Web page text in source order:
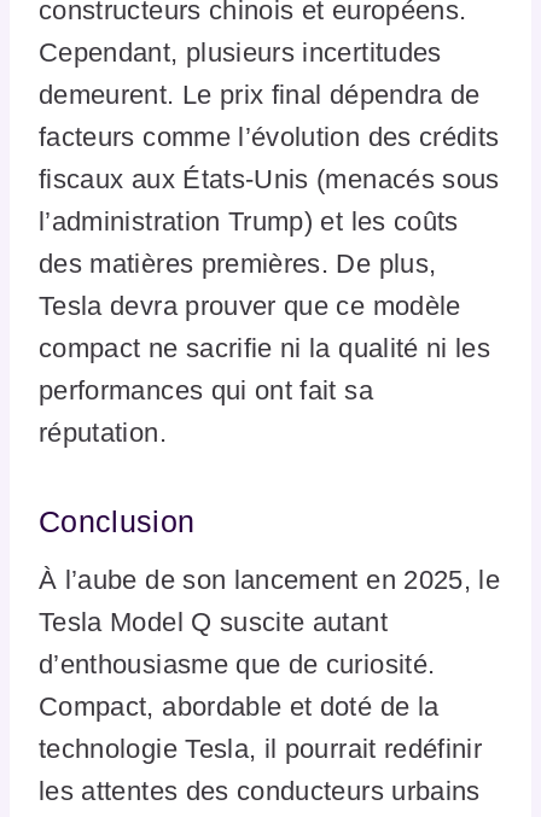
constructeurs chinois et européens.
Cependant, plusieurs incertitudes
demeurent. Le prix final dépendra de
facteurs comme l’évolution des crédits
fiscaux aux États-Unis (menacés sous
l’administration Trump) et les coûts
des matières premières. De plus,
Tesla devra prouver que ce modèle
compact ne sacrifie ni la qualité ni les
performances qui ont fait sa
réputation.
Conclusion
À l’aube de son lancement en 2025, le
Tesla Model Q suscite autant
d’enthousiasme que de curiosité.
Compact, abordable et doté de la
technologie Tesla, il pourrait redéfinir
les attentes des conducteurs urbains